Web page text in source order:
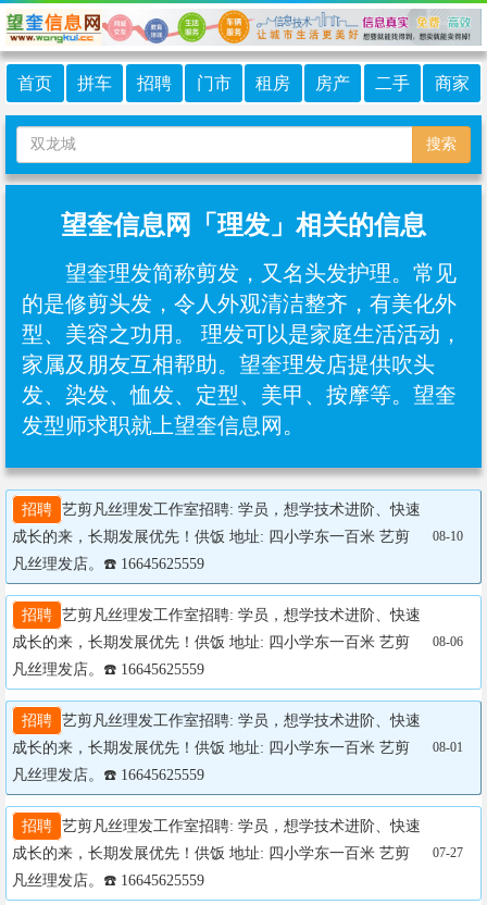
首页 拼车 招聘 门市 租房 房产 二手 商家
搜索
望奎信息网「理发」相关的信息
望奎理发简称剪发，又名头发护理。常见
的是修剪头发，令人外观清洁整齐，有美化外
型、美容之功用。 理发可以是家庭生活活动，
家属及朋友互相帮助。望奎理发店提供吹头
发、染发、恤发、定型、美甲、按摩等。望奎
发型师求职就上望奎信息网。
招聘 艺剪凡丝理发工作室招聘: 学员，想学技术进阶、快速
成长的来，长期发展优先！供饭 地址: 四小学东一百米 艺剪
凡丝理发店。☎️ 16645625559
08-10
招聘 艺剪凡丝理发工作室招聘: 学员，想学技术进阶、快速
成长的来，长期发展优先！供饭 地址: 四小学东一百米 艺剪
凡丝理发店。☎️ 16645625559
08-06
招聘 艺剪凡丝理发工作室招聘: 学员，想学技术进阶、快速
成长的来，长期发展优先！供饭 地址: 四小学东一百米 艺剪
凡丝理发店。☎️ 16645625559
08-01
招聘 艺剪凡丝理发工作室招聘: 学员，想学技术进阶、快速
成长的来，长期发展优先！供饭 地址: 四小学东一百米 艺剪
凡丝理发店。☎️ 16645625559
07-27